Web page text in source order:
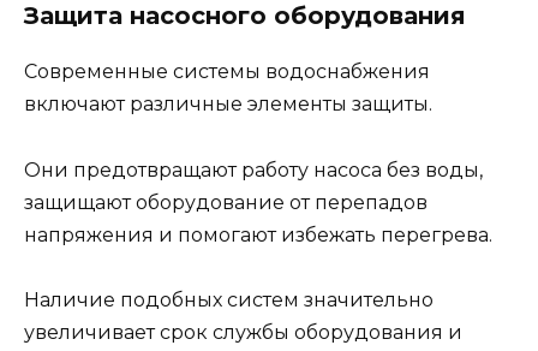
Защита насосного оборудования
Современные системы водоснабжения
включают различные элементы защиты.
Они предотвращают работу насоса без воды,
защищают оборудование от перепадов
напряжения и помогают избежать перегрева.
Наличие подобных систем значительно
увеличивает срок службы оборудования и